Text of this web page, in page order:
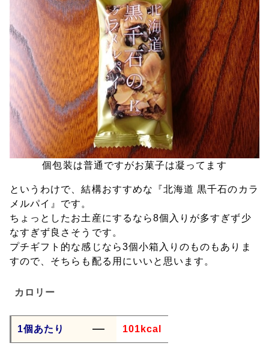
個包装は普通ですがお菓子は凝ってます
というわけで、結構おすすめな『北海道 黒千石のカラ
メルパイ』です。
ちょっとしたお土産にするなら8個入りが多すぎず少
なすぎず良さそうです。
プチギフト的な感じなら3個小箱入りのものもありま
すので、そちらも配る用にいいと思います。
カロリー
1個あたり 101kcal